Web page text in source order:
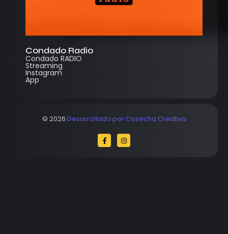
Condado Radio
Condado RADIO
Streaming
Instagram
App
© 2026 Desarrollado por Cosecha Creativa